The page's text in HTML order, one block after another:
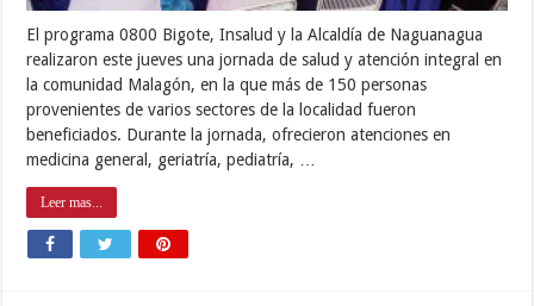
El programa 0800 Bigote, Insalud y la Alcaldía de Naguanagua
realizaron este jueves una jornada de salud y atención integral en
la comunidad Malagón, en la que más de 150 personas
provenientes de varios sectores de la localidad fueron
beneficiados. Durante la jornada, ofrecieron atenciones en
medicina general, geriatría, pediatría, …
Leer mas...